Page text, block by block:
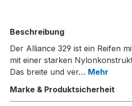
Beschreibung
Der Alliance 329 ist ein Reifen
mit einer starken
Das breite und ver… Mehr
Marke & Produktsicherheit